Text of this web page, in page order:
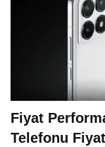
Fiyat
Telefonu